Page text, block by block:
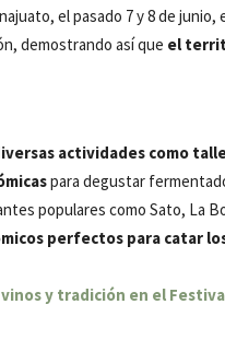
el pasado 7 y 8 de
demostrando así que el
actividades como
para degustar
populares como Sato, La
perfectos para catar
y tradición en el